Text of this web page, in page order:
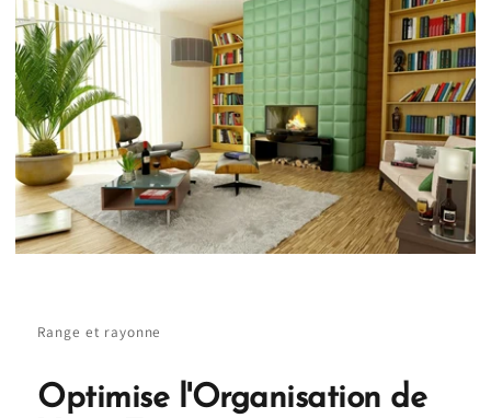
Range et rayonne
Optimise l'Organisation de